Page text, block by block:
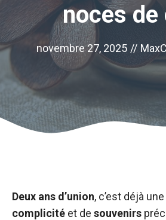
noces de
novembre 27, 2025 //
Deux ans d’union, c’est déjà
complicité et de souvenirs